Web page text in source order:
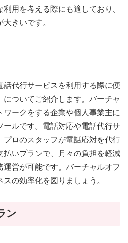
用を考える際にも適しており、
きいです。
話代行サービスを利用する際に便
についてご紹介します。バーチャ
ワークをする企業や個人事業主に
ールです。電話対応や電話代行サ
プロのスタッフが電話応対を代行
払いプランで、月々の負担を軽減
運営が可能です。バーチャルオフ
の効率化を図りましょう。
ン